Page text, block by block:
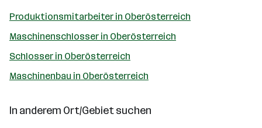
Produktionsmitarbeiter in Oberösterreich
Maschinenschlosser in Oberösterreich
Schlosser in Oberösterreich
Maschinenbau in Oberösterreich
In anderem Ort/Gebiet suchen